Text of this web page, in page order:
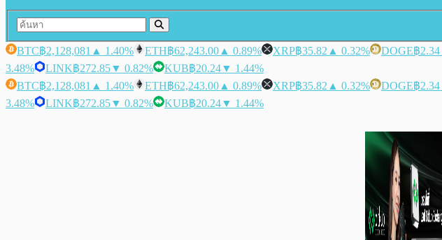
BTC฿2,128,081 ▲ 1.40% ETH฿62,243.00 ▲ 0.89% XRP฿35.82 ▲ 0.32% DOGE฿2.34
3.48%
LINK฿272.85▼ 0.82% KUB฿20.24▼ 1.44%
BTC฿2,128,081 ▲ 1.40% ETH฿62,243.00 ▲ 0.89% XRP฿35.82 ▲ 0.32% DOGE฿2.34
3.48%
LINK฿272.85▼ 0.82% KUB฿20.24▼ 1.44%